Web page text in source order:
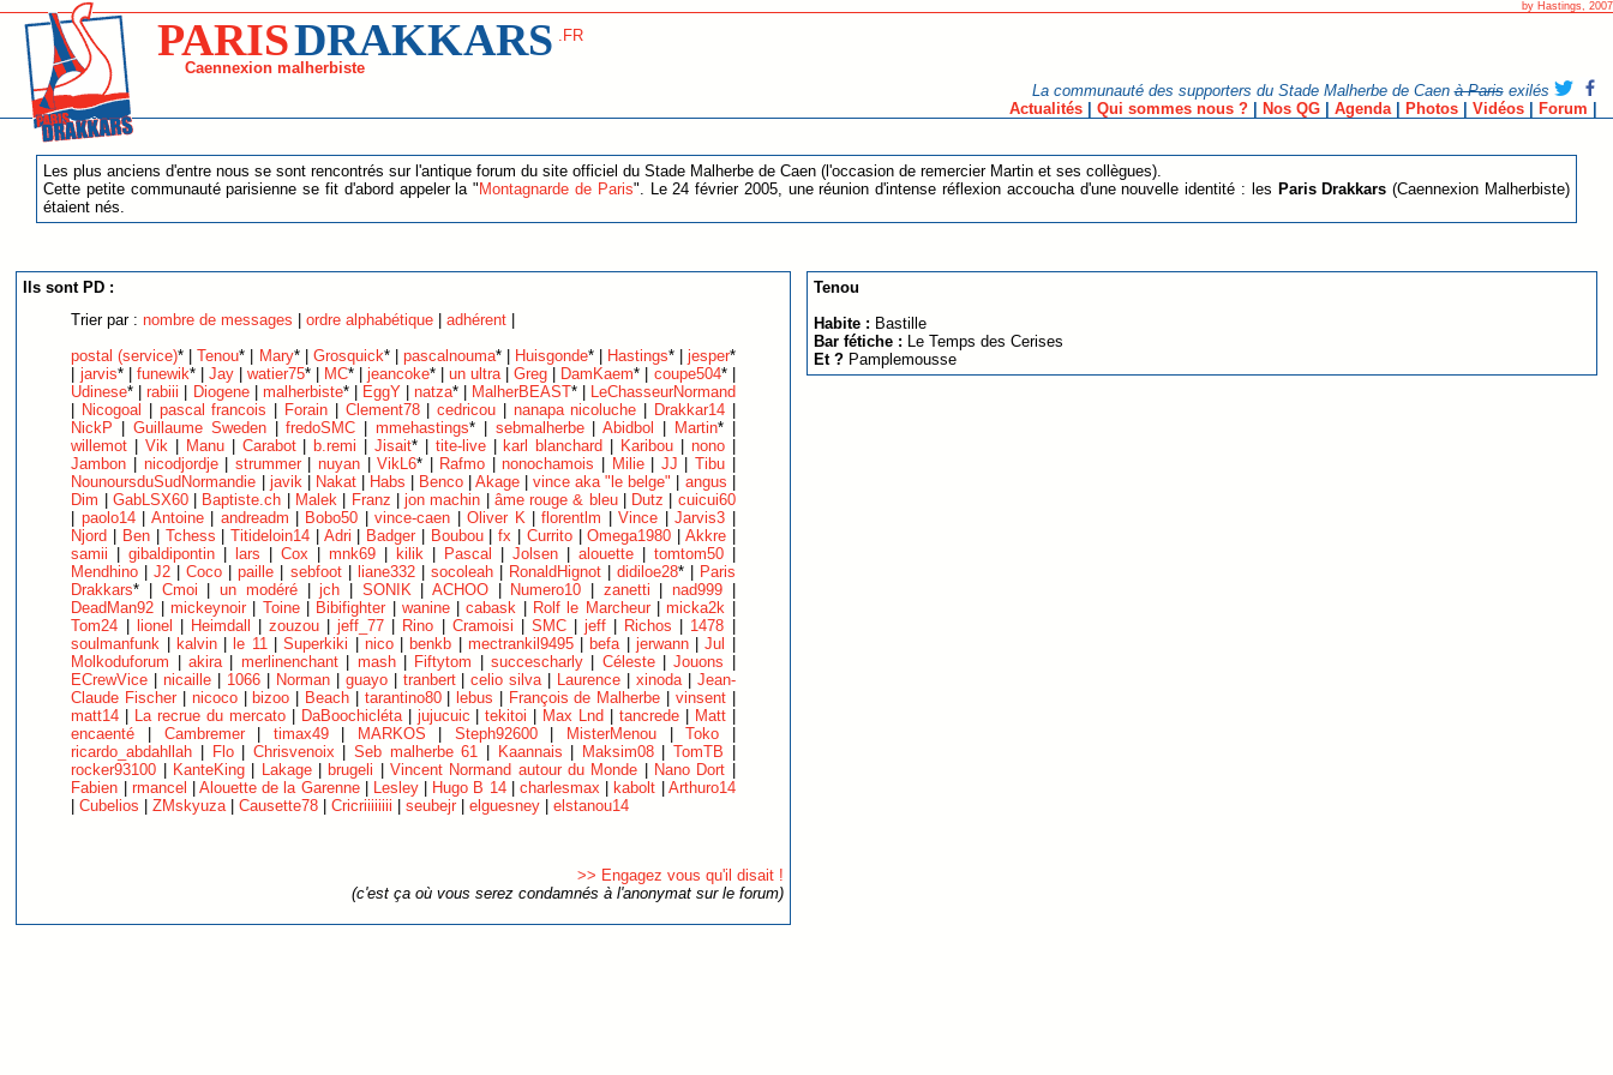
by Hastings, 2007
PARISDRAKKARS .FR
Caennexion malherbiste
La communauté des supporters du Stade Malherbe de Caenà Parisexilés
Actualités| Qui sommes nous ?| Nos QG| Agenda| Photos| Vidéos| Forum |
Les plus anciens d'entre nous se sont rencontrés sur l'antique forum du site officiel du Stade Malherbe de Caen (l'occasion de remercier Martin et ses collègues).
Cette petite communauté parisienne se fit d'abord appeler la "Montagnarde de Paris". Le 24 février 2005, une réunion d'intense réflexion accoucha d'une nouvelle identité : les Paris Drakkars (Caennexion Malherbiste)
étaient nés.
Ils sont PD :
Trier par :nombre de messages |ordre alphabétique |adhérent
postal (service)* |Tenou* | Mary* | Grosquick* | pascalnouma* | Huisgonde* | Hastings* | jesper*
jarvis* | funewik* | Jay| watier75* | MC* |jeancoke* |un ultra|Greg DamKaem* | coupe504* |
Udinese* |rabiii Diogene| malherbiste* | EggY| natza* | MalherBEAST* |
LeChasseurNormand
Nicogoal pascal francois Forain Clement78|cedricou nanapa nicoluche Drakkar14|
NickP |Guillaume Sweden|fredoSMC |mmehastings* | sebmalherbe|Abidbol Martin* |
willemot |Vik Manu| Carabot| b.remi |Jisait* | tite-live| karl blanchard Karibou nono|
Jambon
nicodjordje| strummer| nuyan|VikL6* | Rafmo |nonochamois Milie| JJ Tibu|
NounoursduSudNormandie
javik| Nakat| Habs Benco|Akage |vince aka "le belge" angus
Dim
GabLSX60| Baptiste.ch Malek| Franz |jon machin âme rouge & bleu| Dutz
cuicui60
paolo14| Antoine| andreadm Bobo50 |vince-caen |Oliver K|florentlm |Vince |Jarvis3
Njord
Ben| Tchess |Titideloin14 Adri Badger Boubou|fx Currito|Omega1980 Akkre|
samii |gibaldipontin lars |Cox |mnk69 kilik Pascal Jolsen| alouette| tomtom50|
Mendhino |J2 |Coco |paille sebfoot| liane332| socoleah| RonaldHignot| didiloe28* |
Paris
Drakkars* | Cmoi |un modéré|jch SONIK| ACHOO| Numero10 zanetti nad999
DeadMan92 |mickeynoir Toine| Bibifighter wanine|cabask Rolf le Marcheur|micka2k
Tom24
lionel Heimdall |zouzou |jeff_77 Rino Cramoisi SMC|jeff Richos 1478
soulmanfunk
kalvin| le 11|Superkiki nico| benkb mectrankil9495| befa| jerwann|Jul
Molkoduforum |akira| merlinenchant| mash| Fiftytom succescharly| Céleste|Jouons
ECrewVice |nicaille 1066 Norman| guayo| tranbert|celio silva| Laurence xinoda| Jean-
Claude Fischer
nicoco| bizoo Beach| tarantino80| lebus François de Malherbe vinsent|
matt14
La recrue du mercato| DaBoochicléta| jujucuic |tekitoi Max Lnd tancrede| Matt|
encaenté
Cambremer| timax49| MARKOS Steph92600| MisterMenou|Toko
ricardo_abdahllah
Flo| Chrisvenoix |Seb malherbe 61 Kaannais Maksim08| TomTB
rocker93100
KanteKing Lakage| brugeli Vincent Normand autour du Monde Nano Dort
Fabien
rmancel |Alouette de la Garenne| Lesley| Hugo B 14| charlesmax kabolt
Arthuro14
|Cubelios |ZMskyuza|Causette78 |Cricriiiiiiii |seubejr |elguesney |elstanou14
>> Engagez vous qu'il disait !
(c'est ça où vous serez condamnés à l'anonymat sur le forum)
Tenou
Habite : Bastille
Bar fétiche : Le Temps des Cerises
Et ? Pamplemousse